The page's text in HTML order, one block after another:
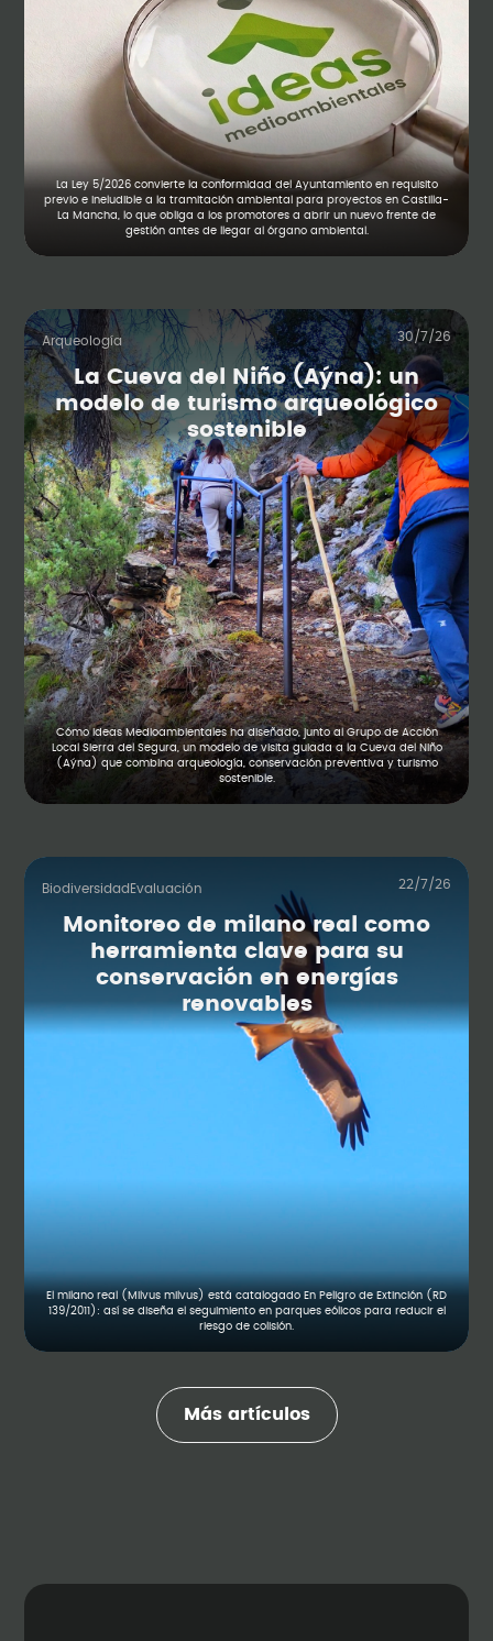
La Ley 5/2026 convierte la conformidad del Ayuntamiento en requisito
previo e ineludible a la tramitación ambiental para proyectos en Castilla-
La Mancha, lo que obliga a los promotores a abrir un nuevo frente de
gestión antes de llegar al órgano ambiental.
Arqueología 30/7/26
La Cueva del Niño (Aýna): un
modelo de turismo arqueológico
sostenible
Cómo Ideas Medioambientales ha diseñado, junto al Grupo de Acción
Local Sierra del Segura, un modelo de visita guiada a la Cueva del Niño
(Aýna) que combina arqueología, conservación preventiva y turismo
sostenible.
Biodiversidad Evaluación 22/7/26
Monitoreo de milano real como
herramienta clave para su
conservación en energías
renovables
El milano real (Milvus milvus) está catalogado En Peligro de Extinción (RD
139/2011): así se diseña el seguimiento en parques eólicos para reducir el
riesgo de colisión.
Más artículos